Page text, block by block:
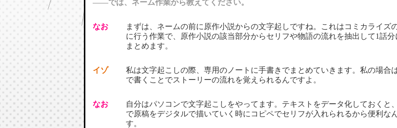
――では、ネーム作業から教えてください。
なお
まずは、ネームの前に原作小説からの文字起しですね。これはコミカライズ
に行う作業で、原作小説の該当部分からセリフや物語の流れを抽出して1話分
まとめます。
イゾ
私は文字起こしの際、専用のノートに手書きでまとめていきます。私の場合
で書くことでストーリーの流れを覚えられるんですよ。
なお
自分はパソコンで文字起こしをやってます。テキストをデータ化しておくと
で原稿をデジタルで描いていく時にコピペでセリフが入れられるから便利な
す。